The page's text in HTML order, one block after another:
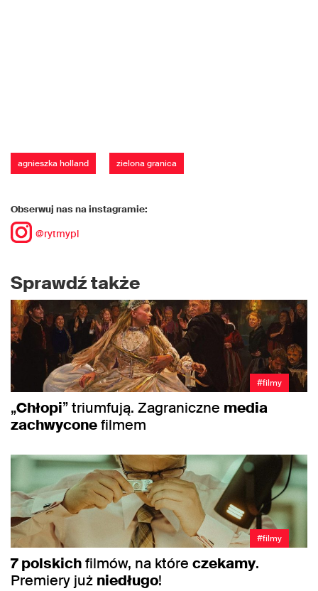
agnieszka holland zielona granica
Obserwuj nas na instagramie:
@rytmypl
Sprawdź także
#filmy
„Chłopi” triumfują. Zagraniczne media
zachwyconefilmem
#filmy
7 polskichfilmów, na które czekamy.
Premiery już niedługo!